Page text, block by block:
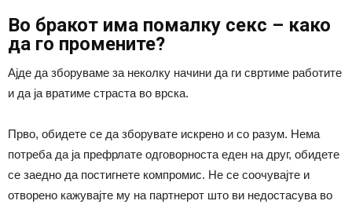
Во бракот има помалку секс – како
да го промените?
Ајде да зборуваме за неколку начини да ги свртиме работите
и да ја вратиме страста во врска.
Прво, обидете се да зборувате искрено и со разум. Нема
потреба да ја префрлате одговорноста еден на друг, обидете
се заедно да постигнете компромис. Не се соочувајте и
отворено кажувајте му на партнерот што ви недостасува во